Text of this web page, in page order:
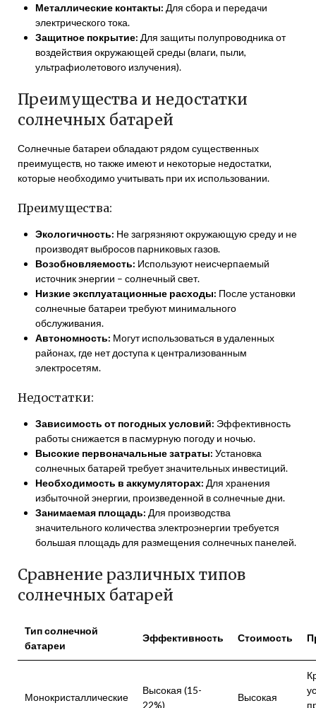
Металлические контакты: Для сбора и передачи
электрического тока.
Защитное покрытие: Для защиты полупроводника от
воздействия окружающей среды (влаги, пыли,
ультрафиолетового излучения).
Преимущества и недостатки
солнечных батарей
Солнечные батареи обладают рядом существенных
преимуществ, но также имеют и некоторые недостатки,
которые необходимо учитывать при их использовании.
Преимущества:
Экологичность: Не загрязняют окружающую среду и не
производят выбросов парниковых газов.
Возобновляемость: Используют неисчерпаемый
источник энергии – солнечный свет.
Низкие эксплуатационные расходы: После установки
солнечные батареи требуют минимального
обслуживания.
Автономность: Могут использоваться в удаленных
районах, где нет доступа к централизованным
электросетям.
Недостатки:
Зависимость от погодных условий: Эффективность
работы снижается в пасмурную погоду и ночью.
Высокие первоначальные затраты: Установка
солнечных батарей требует значительных инвестиций.
Необходимость в аккумуляторах: Для хранения
избыточной энергии, произведенной в солнечные дни.
Занимаемая площадь: Для производства
значительного количества электроэнергии требуется
большая площадь для размещения солнечных панелей.
Сравнение различных типов
солнечных батарей
Тип солнечной
батареи
Эффективность Стоимость
Монокристаллические
Высокая (15-
22%)
Высокая